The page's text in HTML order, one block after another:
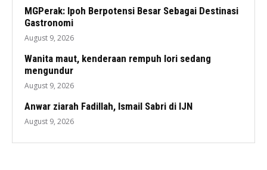
MGPerak: Ipoh Berpotensi Besar Sebagai Destinasi
Gastronomi
August 9, 2026
Wanita maut, kenderaan rempuh lori sedang
mengundur
August 9, 2026
Anwar ziarah Fadillah, Ismail Sabri di IJN
August 9, 2026